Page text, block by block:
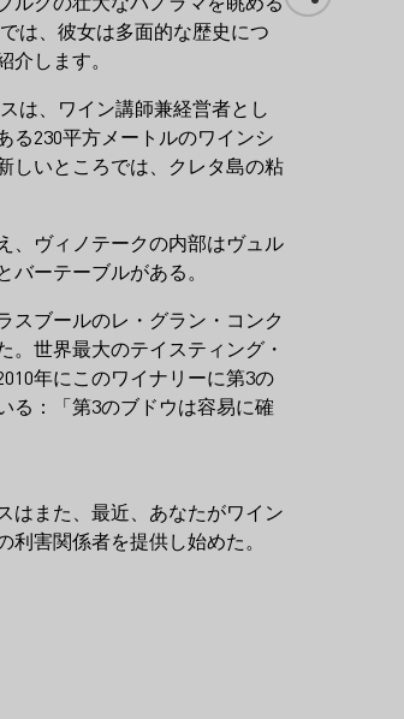
は、彼女は多面的な歴史につ
します。
は、ワイン講師兼経営者とし
る230平方メートルのワインシ
しいところでは、クレタ島の粘
、ヴィノテークの内部はヴュル
ーテーブルがある。
スブールのレ・グラン・コンク
世界最大のテイスティング・
年にこのワイナリーに第3の
る：「第3のブドウは容易に確
はまた、最近、あなたがワイン
害関係者を提供し始めた。